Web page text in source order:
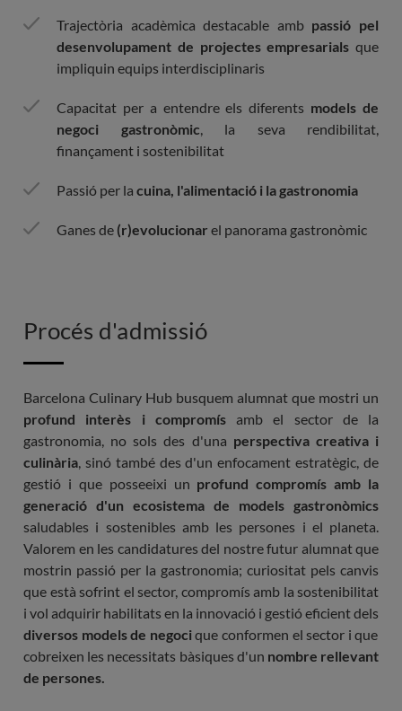
Trajectòria acadèmica destacable amb passió pel
desenvolupament de projectes empresarials que
impliquin equips interdisciplinaris
Capacitat per a entendre els diferents models de
negoci gastronòmic, la seva rendibilitat,
finançament i sostenibilitat
Passió per la cuina, l'alimentació i la gastronomia
Ganes de (r)evolucionar el panorama gastronòmic
Procés d'admissió
Barcelona Culinary Hub busquem alumnat que mostri un
profund interès i compromísamb el sector de la
gastronomia, no sols des d'una perspectiva creativa i
culinària, sinó també des d'un enfocament estratègic, de
gestió i que posseeixi un profund compromís amb la
generació d'un ecosistema de models gastronòmics
saludables i sostenibles amb les persones i el planeta.
Valorem en les candidatures del nostre futur alumnat que
mostrin passió per la gastronomia; curiositat pels canvis
que està sofrint el sector, compromís amb la sostenibilitat
i vol adquirir habilitats en la innovació i gestió eficient dels
diversos models de negocique conformen el sector i que
cobreixen les necessitats bàsiques d'un nombre rellevant
de persones.